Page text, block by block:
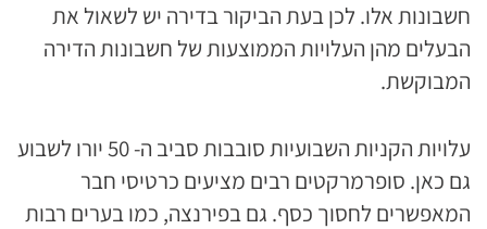
חשבונות אלו. לכן בעת הביקור בדירה יש לשאול את
הבעלים מהן העלויות הממוצעות של חשבונות הדירה
המבוקשת.
עלויות הקניות השבועיות סובבות סביב ה- 50 יורו לשבוע
גם כאן. סופרמרקטים רבים מציעים כרטיסי חבר
המאפשרים לחסוך כסף. גם בפירנצה, כמו בערים רבות